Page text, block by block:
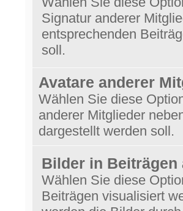
Signatur anderer
entsprechenden
soll.
Avatare anderer
Wählen Sie diese
anderer Mitglieder
dargestellt werden soll.
Bilder in Beiträgen
Wählen Sie diese
Beiträgen visualisiert